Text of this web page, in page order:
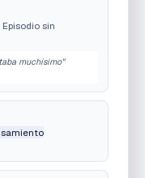
sin
muchísimo"